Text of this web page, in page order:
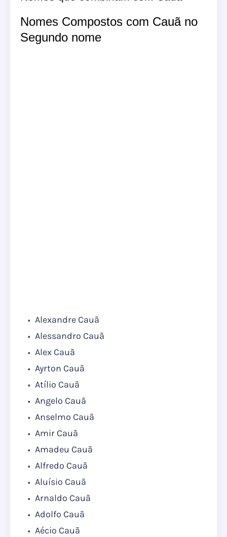
Nomes Compostos com Cauã no
Segundo nome
Alexandre Cauã
Alessandro Cauã
Alex Cauã
Ayrton Cauã
Atílio Cauã
Angelo Cauã
Anselmo Cauã
Amir Cauã
Amadeu Cauã
Alfredo Cauã
Aluísio Cauã
Arnaldo Cauã
Adolfo Cauã
Aécio Cauã